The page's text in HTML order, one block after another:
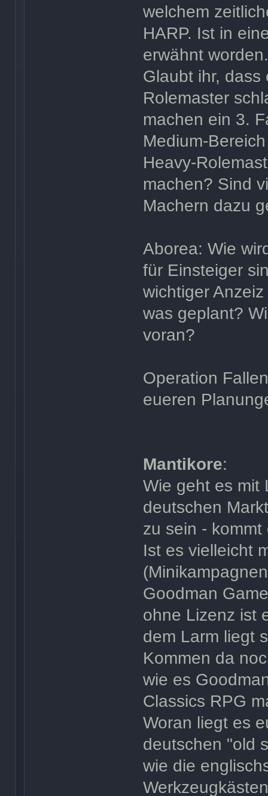
welchem
HARP. Ist in
erwähnt
Glaubt ihr, dass
Rolemaster
machen ein 3.
Medium-
Heavy-
machen? Sind
Machern dazu
Aborea: Wie
für Einsteiger
wichtiger
was geplant?
voran?
Operation
eueren
Mantikore:
Wie geht es mit
deutschen
zu sein - kommt
Ist es vielleicht
Goodman
ohne Lizenz ist
dem Larm liegt
Kommen da
wie es
Classics RPG
Woran liegt es
deutschen "old
wie die